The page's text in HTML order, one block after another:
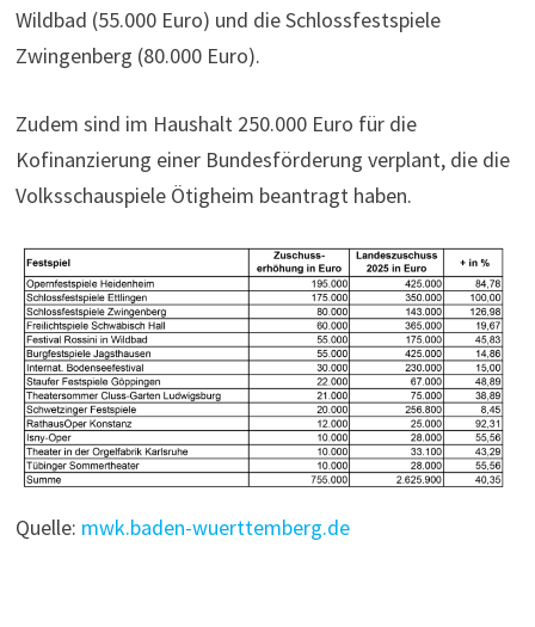
Wildbad (55.000 Euro) und die Schlossfestspiele
Zwingenberg (80.000 Euro).
Zudem sind im Haushalt 250.000 Euro für die
Kofinanzierung einer Bundesförderung verplant, die die
Volksschauspiele Ötigheim beantragt haben.
Quelle: mwk.baden-wuerttemberg.de